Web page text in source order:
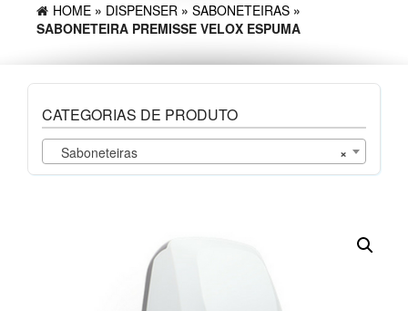
HOME » DISPENSER » SABONETEIRAS »
SABONETEIRA PREMISSE VELOX ESPUMA
CATEGORIAS DE PRODUTO
×
Saboneteiras